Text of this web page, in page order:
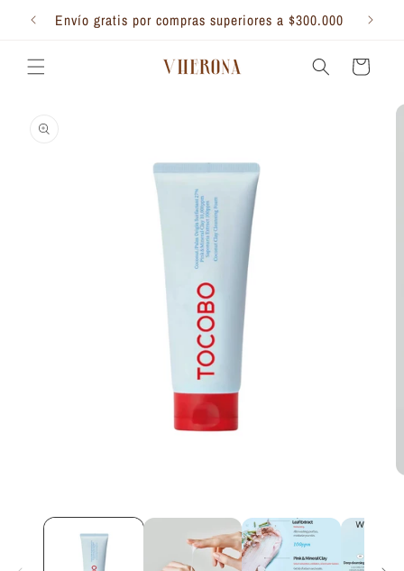
directamenteEnvío gratis por compras superiores a $300.000
Carrito
información